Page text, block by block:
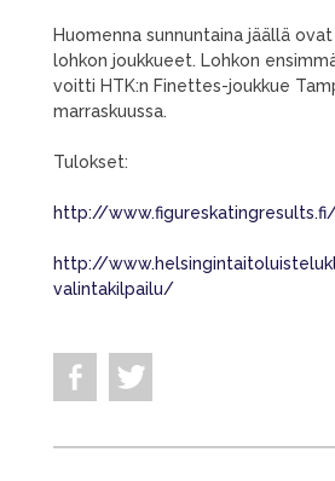
Huomenna sunnuntaina jäällä ovat
lohkon joukkueet. Lohkon
voitti HTK:n Finettes-joukkue
marraskuussa.
Tulokset:
http://
http://
valintakilpailu/